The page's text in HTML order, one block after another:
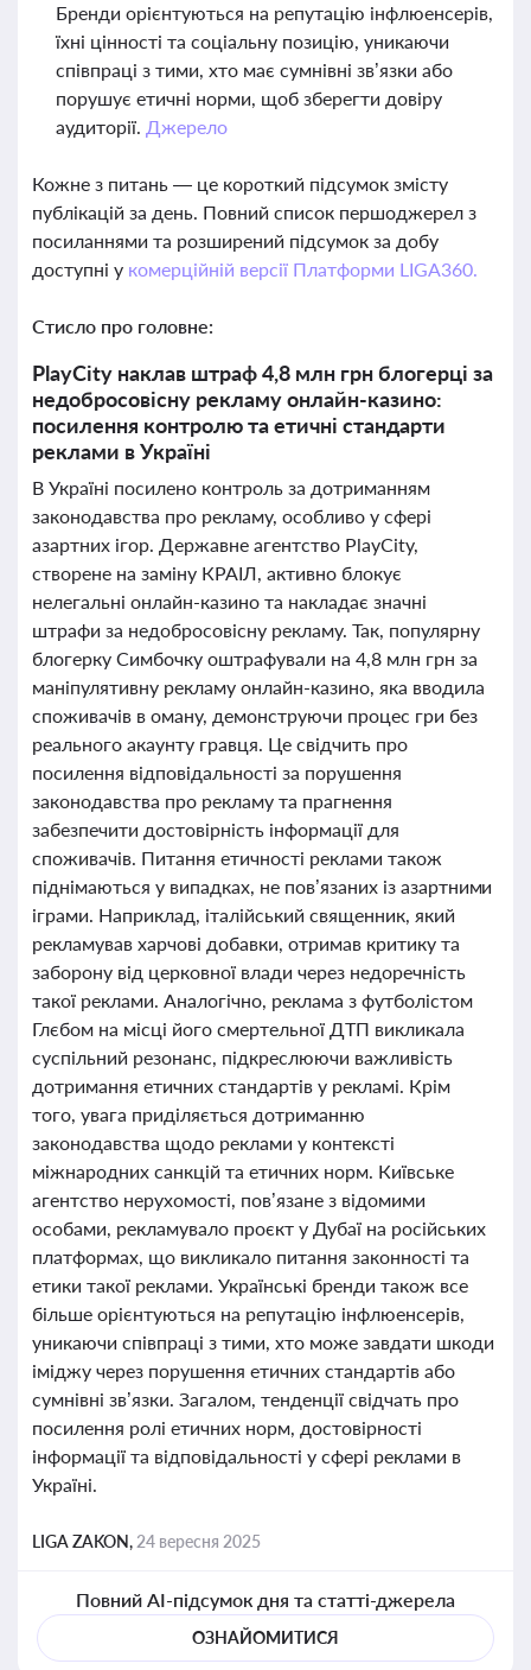
Бренди орієнтуються на репутацію інфлюенсерів,
їхні цінності та соціальну позицію, уникаючи
співпраці з тими, хто має сумнівні зв’язки або
порушує етичні норми, щоб зберегти довіру
аудиторії. Джерело
Кожне з питань — це короткий підсумок змісту
публікацій за день. Повний список першоджерел з
посиланнями та розширений підсумок за добу
доступні у комерційній версії Платформи LIGA360.
Стисло про головне:
PlayCity наклав штраф 4,8 млн грн блогерці за
недобросовісну рекламу онлайн-казино:
посилення контролю та етичні стандарти
реклами в Україні
В Україні посилено контроль за дотриманням
законодавства про рекламу, особливо у сфері
азартних ігор. Державне агентство PlayCity,
створене на заміну КРАІЛ, активно блокує
нелегальні онлайн-казино та накладає значні
штрафи за недобросовісну рекламу. Так, популярну
блогерку Симбочку оштрафували на 4,8 млн грн за
маніпулятивну рекламу онлайн-казино, яка вводила
споживачів в оману, демонструючи процес гри без
реального акаунту гравця. Це свідчить про
посилення відповідальності за порушення
законодавства про рекламу та прагнення
забезпечити достовірність інформації для
споживачів. Питання етичності реклами також
піднімаються у випадках, не пов’язаних із азартними
іграми. Наприклад, італійський священник, який
рекламував харчові добавки, отримав критику та
заборону від церковної влади через недоречність
такої реклами. Аналогічно, реклама з футболістом
Глєбом на місці його смертельної ДТП викликала
суспільний резонанс, підкреслюючи важливість
дотримання етичних стандартів у рекламі. Крім
того, увага приділяється дотриманню
законодавства щодо реклами у контексті
міжнародних санкцій та етичних норм. Київське
агентство нерухомості, пов’язане з відомими
особами, рекламувало проєкт у Дубаї на російських
платформах, що викликало питання законності та
етики такої реклами. Українські бренди також все
більше орієнтуються на репутацію інфлюенсерів,
уникаючи співпраці з тими, хто може завдати шкоди
іміджу через порушення етичних стандартів або
сумнівні зв’язки. Загалом, тенденції свідчать про
посилення ролі етичних норм, достовірності
інформації та відповідальності у сфері реклами в
Україні.
LIGA ZAKON, 24 вересня 2025
Повний AI-підсумок дня та статті-джерела
ОЗНАЙОМИТИСЯ